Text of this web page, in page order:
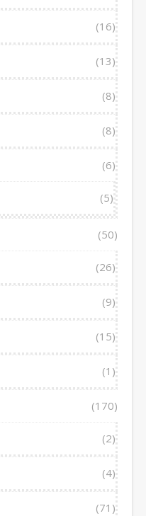
(16)
(13)
(8)
(8)
(6)
(5)
(50)
(26)
(9)
(15)
(1)
(170)
(2)
(4)
(71)